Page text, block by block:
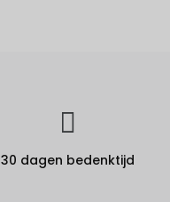
30 dagen bedenktijd